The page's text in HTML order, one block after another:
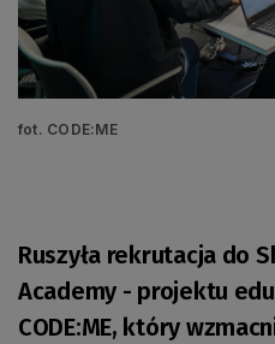
fot. CODE:ME
Ruszyła rekrutacja do
Academy - projektu
CODE:ME, który